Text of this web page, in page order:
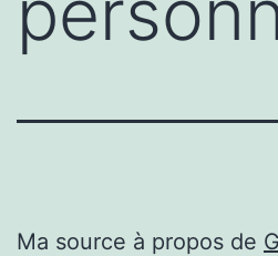
Ma source à propos de